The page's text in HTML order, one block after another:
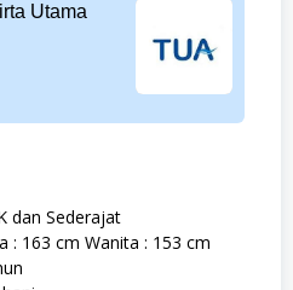
Utama
dan Sederajat
: 163 cm Wanita : 153 cm